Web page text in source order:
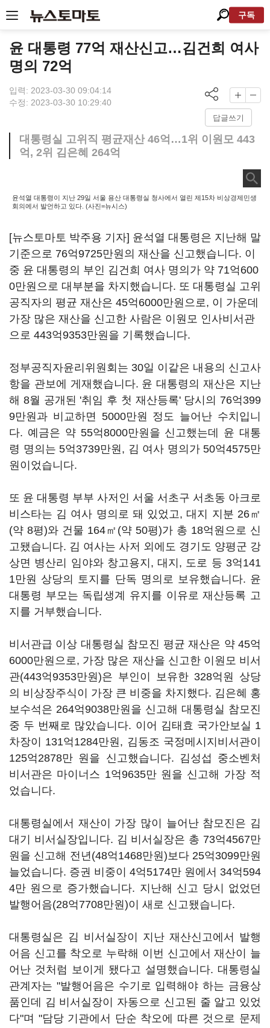
구독
윤 대통령 77억 재산신고…김건희 여사
명의 72억
입력: 2023-03-30 09:04:14
수정: 2023-03-30 10:29:40
답글쓰기
대통령실 고위직 평균재산 46억…1위 이원모 443
억, 2위 김은혜 264억
윤석열 대통령이 지난 29일 서울 용산 대통령실 청사에서 열린 제15차 비상경제민생
회의에서 발언하고 있다. (사진=뉴시스)
[뉴스토마토 박주용 기자] 윤석열 대통령은 지난해 말
기준으로 76억9725만원의 재산을 신고했습니다. 이
중 윤 대통령의 부인 김건희 여사 명의가 약 71억600
0만원으로 대부분을 차지했습니다. 또 대통령실 고위
공직자의 평균 재산은 45억6000만원으로, 이 가운데
가장 많은 재산을 신고한 사람은 이원모 인사비서관
으로 443억9353만원을 기록했습니다.
정부공직자윤리위원회는 30일 이같은 내용의 신고사
항을 관보에 게재했습니다. 윤 대통령의 재산은 지난
해 8월 공개된 '취임 후 첫 재산등록' 당시의 76억399
9만원과 비교하면 5000만원 정도 늘어난 수치입니
다. 예금은 약 55억8000만원을 신고했는데 윤 대통
령 명의는 5억3739만원, 김 여사 명의가 50억4575만
원이었습니다.
또 윤 대통령 부부 사저인 서울 서초구 서초동 아크로
비스타는 김 여사 명의로 돼 있었고, 대지 지분 26㎡
(약 8평)와 건물 164㎡(약 50평)가 총 18억원으로 신
고됐습니다. 김 여사는 사저 외에도 경기도 양평군 강
상면 병산리 임야와 창고용지, 대지, 도로 등 3억141
1만원 상당의 토지를 단독 명의로 보유했습니다. 윤
대통령 부모는 독립생계 유지를 이유로 재산등록 고
지를 거부했습니다.
비서관급 이상 대통령실 참모진 평균 재산은 약 45억
6000만원으로, 가장 많은 재산을 신고한 이원모 비서
관(443억9353만원)은 부인이 보유한 328억원 상당
의 비상장주식이 가장 큰 비중을 차지했다. 김은혜 홍
보수석은 264억9038만원을 신고해 대통령실 참모진
중 두 번째로 많았습니다. 이어 김태효 국가안보실 1
차장이 131억1284만원, 김동조 국정메시지비서관이
125억2878만 원을 신고했습니다. 김성섭 중소벤처
비서관은 마이너스 1억9635만 원을 신고해 가장 적
었습니다.
대통령실에서 재산이 가장 많이 늘어난 참모진은 김
대기 비서실장입니다. 김 비서실장은 총 73억4567만
원을 신고해 전년(48억1468만원)보다 25억3099만원
늘었습니다. 증권 비중이 4억5174만 원에서 34억594
4만 원으로 증가했습니다. 지난해 신고 당시 없었던
발행어음(28억7708만원)이 새로 신고됐습니다.
대통령실은 김 비서실장이 지난 재산신고에서 발행
어음 신고를 착오로 누락해 이번 신고에서 재산이 늘
어난 것처럼 보이게 됐다고 설명했습니다. 대통령실
관계자는 "발행어음은 수기로 입력해야 하는 금융상
품인데 김 비서실장이 자동으로 신고된 줄 알고 있었
다"며 "담당 기관에서 단순 착오에 따른 것으로 문제